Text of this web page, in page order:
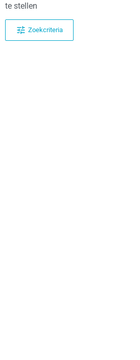
te stellen
Zoekcriteria